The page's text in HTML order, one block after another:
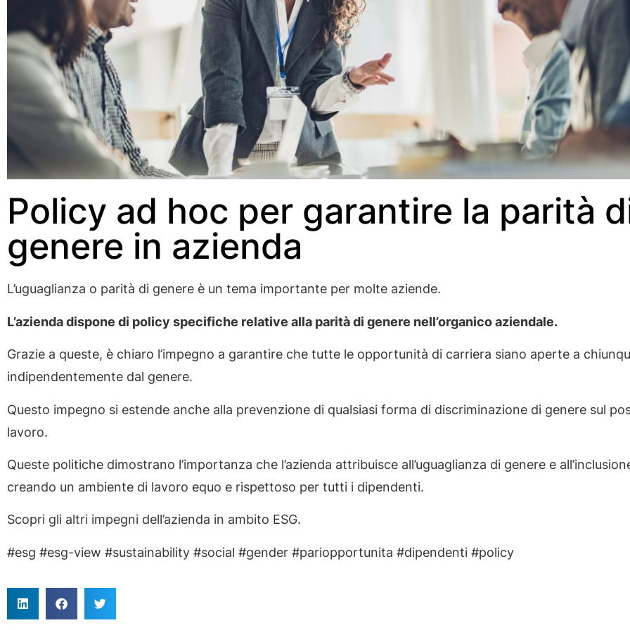
Policy ad hoc per garantire la parità
genere in azienda
L’uguaglianza o parità di genere è un tema importante per molte aziende.
L’azienda dispone di policy specifiche relative alla parità di genere nell’organico aziendale.
Grazie a queste, è chiaro l’impegno a garantire che tutte le opportunità di carriera siano aperte a
indipendentemente dal genere.
Questo impegno si estende anche alla prevenzione di qualsiasi forma di discriminazione di genere sul
lavoro.
Queste politiche dimostrano l’importanza che l’azienda attribuisce all’uguaglianza di genere e
creando un ambiente di lavoro equo e rispettoso per tutti i dipendenti.
Scopri gli altri impegni dell’azienda in ambito ESG.
#esg #esg-view #sustainability #social #gender #pariopportunita #dipendenti #policy